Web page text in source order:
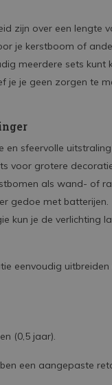
zijn over een lengte
je kerstboom of
meerdere sets kunt
je je geen zorgen te
en sfeervolle
voor grotere
als wand- of
gedoe met batterijen.
kun je de verlichting
eenvoudig
(0,5 jaar).
een aangepaste